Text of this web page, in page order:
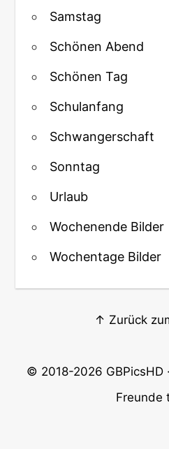
Samstag
Schönen Abend
Schönen Tag
Schulanfang
Schwangerschaft
Sonntag
Urlaub
Wochenende Bilder
Wochentage Bilder
↑ Zurück
© 2018-2026 GBPicsHD
Freunde